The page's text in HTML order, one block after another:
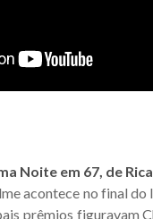
Noite em 67, de
acontece no final
prêmios figuravam